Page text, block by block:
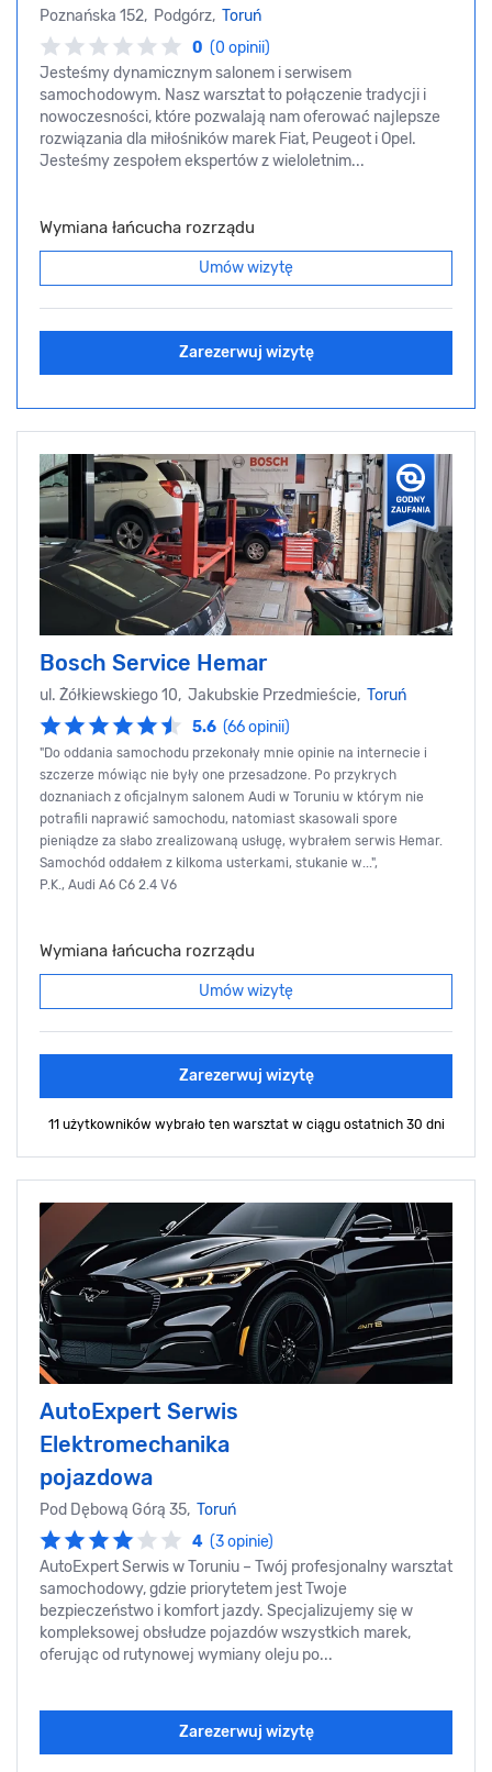
Poznańska 152, Podgórz, Toruń
0 (0 opinii)
Jesteśmy dynamicznym salonem i serwisem
samochodowym. Nasz warsztat to połączenie tradycji i
nowoczesności, które pozwalają nam oferować najlepsze
rozwiązania dla miłośników marek Fiat, Peugeot i Opel.
Jesteśmy zespołem ekspertów z wieloletnim...
Wymiana łańcucha rozrządu
Umów wizytę
Zarezerwuj wizytę
Bosch Service Hemar
ul. Żółkiewskiego 10, Jakubskie Przedmieście, Toruń
5.6 (66 opinii)
"Do oddania samochodu przekonały mnie opinie na internecie i
szczerze mówiąc nie były one przesadzone. Po przykrych
doznaniach z oficjalnym salonem Audi w Toruniu w którym nie
potrafili naprawić samochodu, natomiast skasowali spore
pieniądze za słabo zrealizowaną usługę, wybrałem serwis Hemar.
Samochód oddałem z kilkoma usterkami, stukanie w...",
P.K., Audi A6 C6 2.4 V6
Wymiana łańcucha rozrządu
Umów wizytę
Zarezerwuj wizytę
11 użytkowników wybrało ten warsztat w ciągu ostatnich 30 dni
AutoExpert Serwis
Elektromechanika
pojazdowa
Pod Dębową Górą 35, Toruń
4 (3 opinie)
AutoExpert Serwis w Toruniu – Twój profesjonalny warsztat
samochodowy, gdzie priorytetem jest Twoje
bezpieczeństwo i komfort jazdy. Specjalizujemy się w
kompleksowej obsłudze pojazdów wszystkich marek,
oferując od rutynowej wymiany oleju po...
Zarezerwuj wizytę